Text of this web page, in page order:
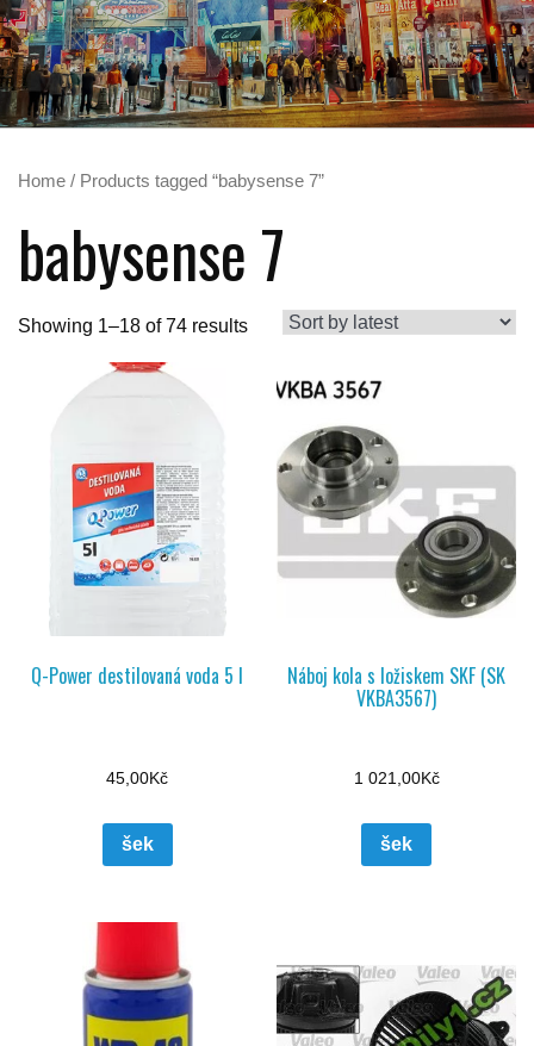
Home / Products tagged “babysense 7”
babysense 7
Showing 1–18 of 74 results
Q-Power destilovaná voda 5 l
45,00Kč
šek
Náboj kola s ložiskem SKF (SK
VKBA3567)
1 021,00Kč
šek